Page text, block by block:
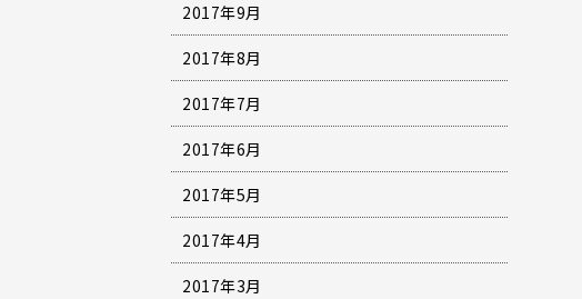
2017年9月
2017年8月
2017年7月
2017年6月
2017年5月
2017年4月
2017年3月